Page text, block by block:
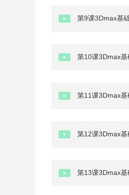
第9课3Dmax基
第10课3Dmax
第11课3Dmax
第12课3Dmax
第13课3Dmax基